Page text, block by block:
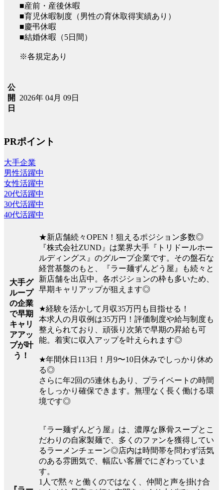
■産前・産後休暇
■育児休暇制度（男性の育休取得実績あり）
■慶弔休暇
■結婚休暇（5日間）
※各規定あり
公
開
日
2026年 04月 09日
PRポイント
大手企業
男性活躍中
女性活躍中
20代活躍中
30代活躍中
40代活躍中
大手グ
ループ
の企業
で早期
キャリ
アアッ
プが叶
う！
★新店舗続々OPEN！狙えるポジション多数◎
『株式会社ZUND』は業界大手『トリドールホー
ルディングス』のグループ企業です。その盤石な
経営基盤のもと、『ラー麺ずんどう屋』も続々と
新店舗を出店中。各ポジションの枠も多いため、
早期キャリアップが狙えます◎
★経験を活かして月収35万円も目指せる！
本求人の月収例は35万円！評価制度や給与制度も
整えられており、頑張り次第で早期の昇給も可
能。着実に収入アップを叶えられます◎
★年間休日113日！月9〜10日休みでしっかり休め
る◎
さらに年2回の5連休もあり、プライベートの時間
をしっかり確保できます。無理なく長く働ける環
境です◎
『ラー麺ずんどう屋』は、濃厚な豚骨スープとこ
だわりの自家製麺で、多くのファンを獲得してい
るラーメンチェーン◎店内は時間帯を問わず活気
のある雰囲気で、幅広い客層でにぎわっていま
す。
1人で黙々と働くのではなく、仲間と声を掛け合